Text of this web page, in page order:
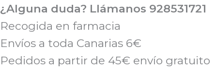
Ir
al
contenido
¿Alguna duda? Llámanos 928531721
Recogida en farmacia
Envíos a toda Canarias 6€
Pedidos a partir de 45€ envío gratuito